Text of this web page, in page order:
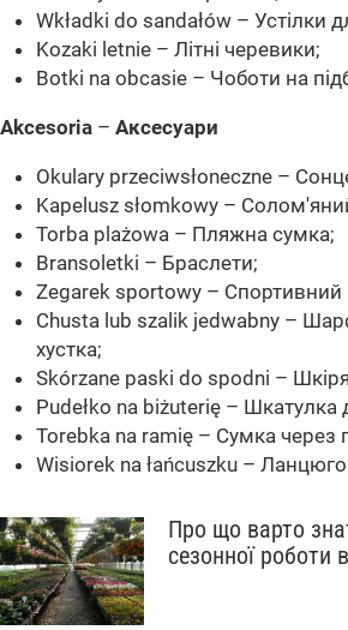
Wkładki do sandałów – Устілки
Kozaki letnie – Літні черевики;
Botki na obcasie – Чоботи на
Akcesoria – Аксесуари
Okulary przeciwsłoneczne –
Kapelusz słomkowy –
Torba plażowa – Пляжна сумка;
Bransoletki – Браслети;
Zegarek sportowy – Спортивний
Chusta lub szalik jedwabny –
хустка;
Skórzane paski do spodni –
Pudełko na biżuterię – Шкатулка
Torebka na ramię – Сумка через
Wisiorek na łańcuszku –
Про що варто
сезонної роботи